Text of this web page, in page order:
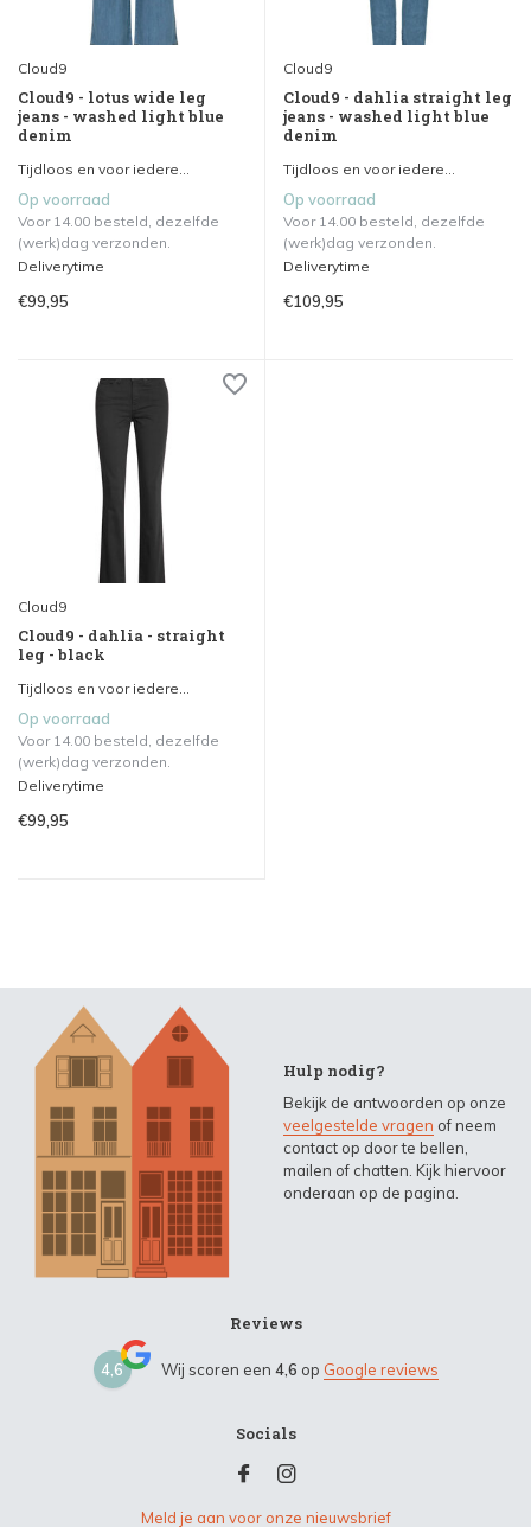
Cloud9
Cloud9 - lotus wide leg
jeans - washed light blue
denim
Tijdloos en voor iedere...
Op voorraad
Voor 14.00 besteld, dezelfde
(werk)dag verzonden.
Deliverytime
€99,95
Cloud9
Cloud9 - dahlia straight leg
jeans - washed light blue
denim
Tijdloos en voor iedere...
Op voorraad
Voor 14.00 besteld, dezelfde
(werk)dag verzonden.
Deliverytime
€109,95
Cloud9
Cloud9 - dahlia - straight
leg - black
Tijdloos en voor iedere...
Op voorraad
Voor 14.00 besteld, dezelfde
(werk)dag verzonden.
Deliverytime
€99,95
Hulp nodig?
Bekijk de antwoorden op onze
veelgestelde vragen of neem
contact op door te bellen,
mailen of chatten. Kijk hiervoor
onderaan op de pagina.
Reviews
4,6 Wij scoren een 4,6 op Google reviews
Socials
Meld je aan voor onze nieuwsbrief